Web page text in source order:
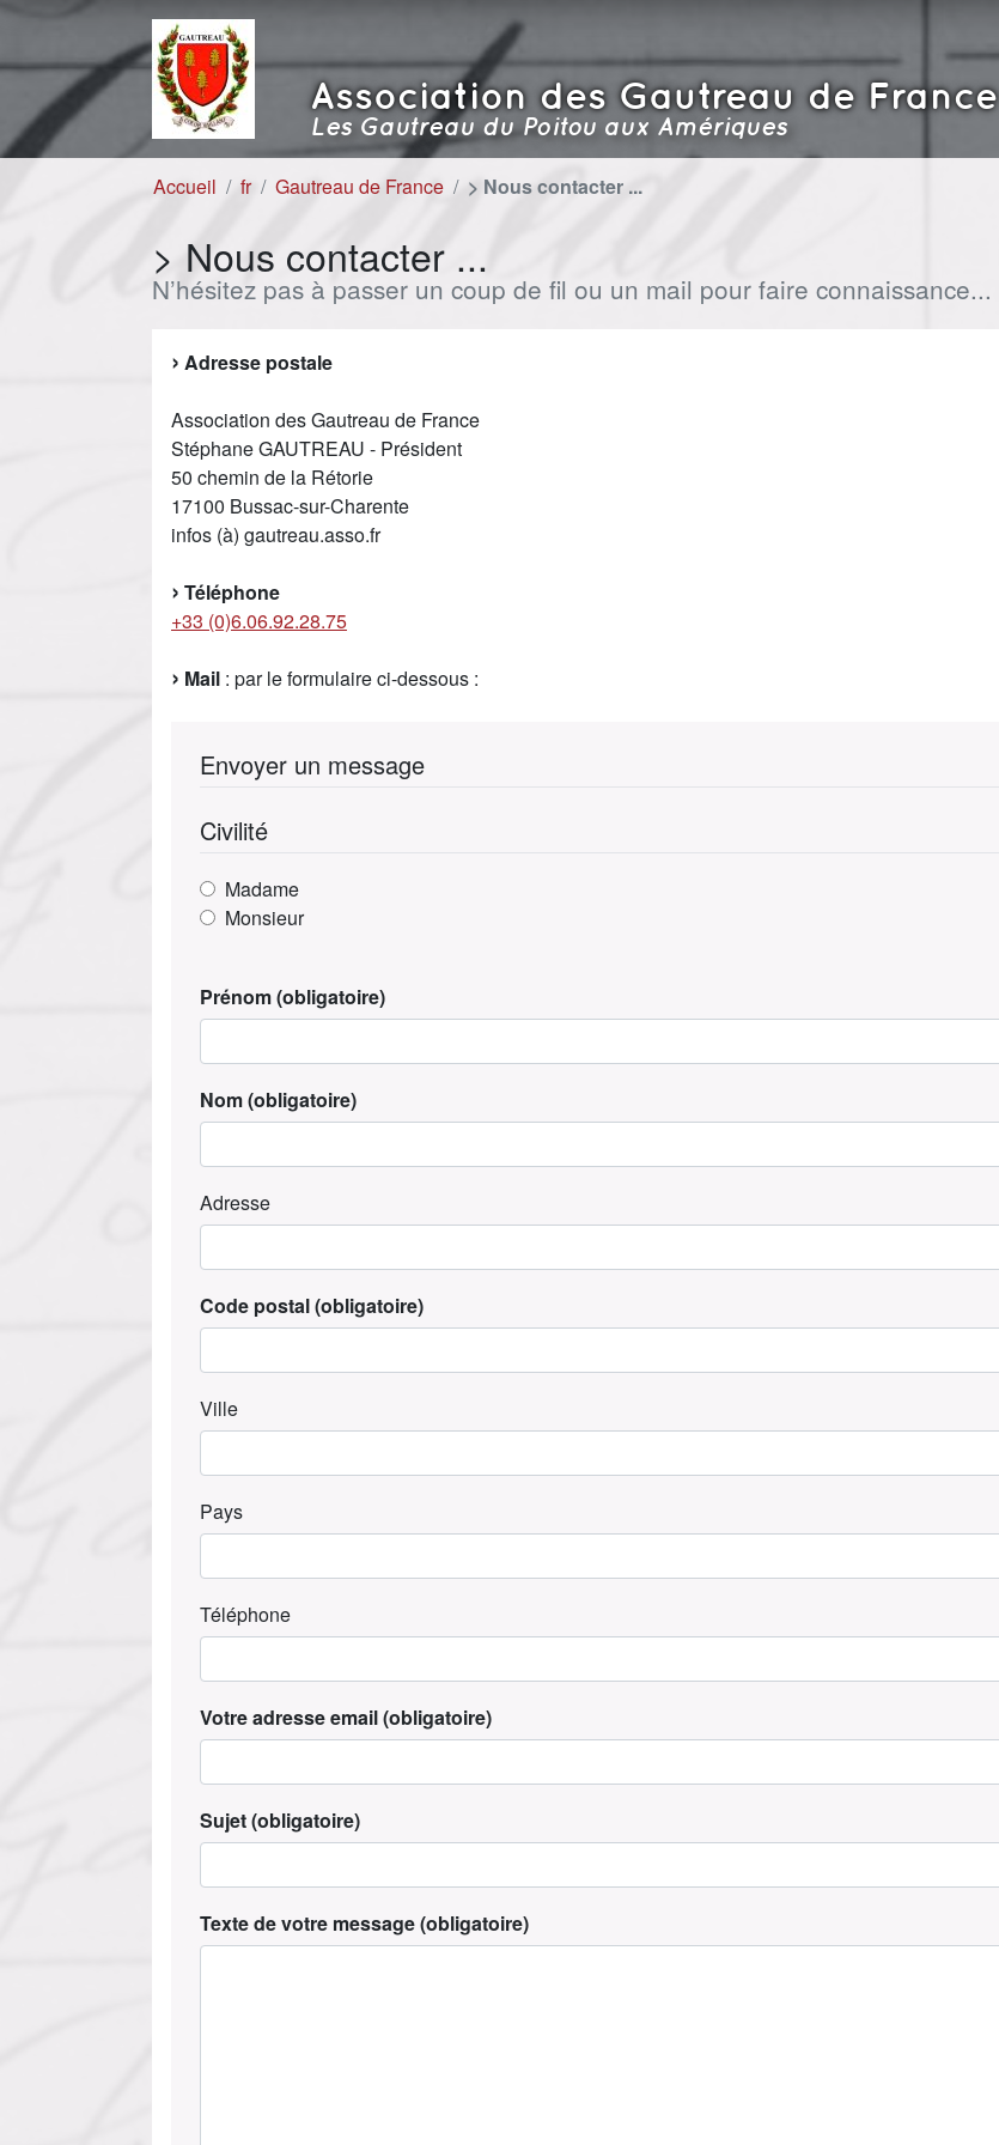
Aller au contenu
Aller à la navigation
Association des Gautreau de France
Les Gautreau du Poitou aux Amériques
Accueil fr Gautreau de France > Nous contacter ...
> Nous contacter ...
N’hésitez pas à passer un coup de fil ou un mail pour faire connaissance...
Adresse postale
Association des Gautreau de France
Stéphane GAUTREAU - Président
50 chemin de la Rétorie
17100 Bussac-sur-Charente
infos (à) gautreau.asso.fr
Téléphone
+33 (0)6.06.92.28.75
Mail : par le formulaire ci-dessous :
Envoyer un message
Civilité
Madame
Monsieur
Prénom(obligatoire)
Nom(obligatoire)
Adresse
Code postal(obligatoire)
Ville
Pays
Téléphone
Votre adresse email(obligatoire)
Sujet(obligatoire)
Texte de votre message(obligatoire)